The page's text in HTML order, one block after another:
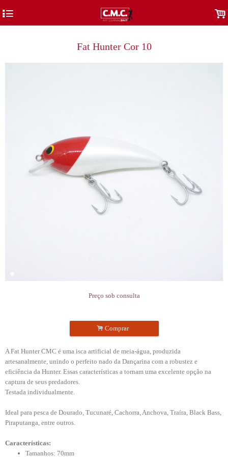
4 .
Fat Hunter Cor 10
Preço sob consulta
. Comprar
A Fat Hunter CMC é uma isca artificial de meia-água, produzida
artesanalmente, unindo o perfeito nado da Dançarina com a robustez e
eficiência da Hunter. Essas características a tornam uma excelente opção na
captura de seus predadores.
Testada individualmente.
Ideal para pesca de Dourado, Tucunaré, Cachorra, Anchova, Traíra, Black Bass,
Piraputanga, entre outros.
Características:
Tamanhos: 70mm